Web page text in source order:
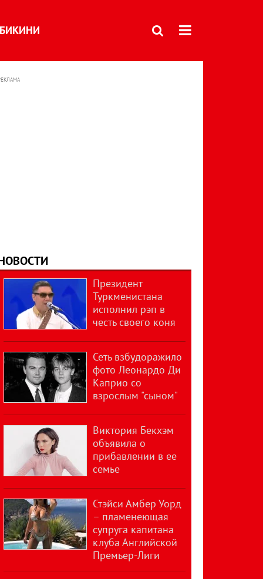
БИКИНИ
Президент
Туркменистана
исполнил рэп в
честь своего коня
Сеть взбудоражило
фото Леонардо Ди
Каприо со
взрослым "сыном"
Виктория Бекхэм
объявила о
прибавлении в ее
семье
Стэйси Амбер Уорд
– пламенеющая
супруга капитана
клуба Английской
Премьер-Лиги